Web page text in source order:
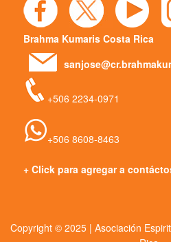
Brahma Kumaris Costa Rica
+506 2234-0971
+506 8608-8463
+ Click para agregar a
Copyright © 2025 | Asociación